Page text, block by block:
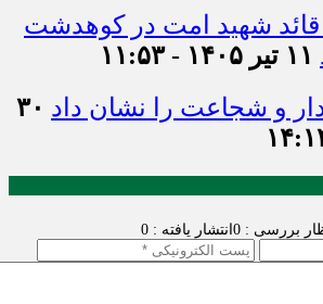
قائد شهید امت در کوهدشت
۱۱ تیر ۱۴۰۵ - ۱۱:۵۳
و شجاعت را نشان داد ۳۰
بررسی : 0 انتشار یافته : 0